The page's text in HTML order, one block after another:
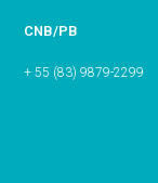
CNB/PB
+ 55 (83) 9879-2299